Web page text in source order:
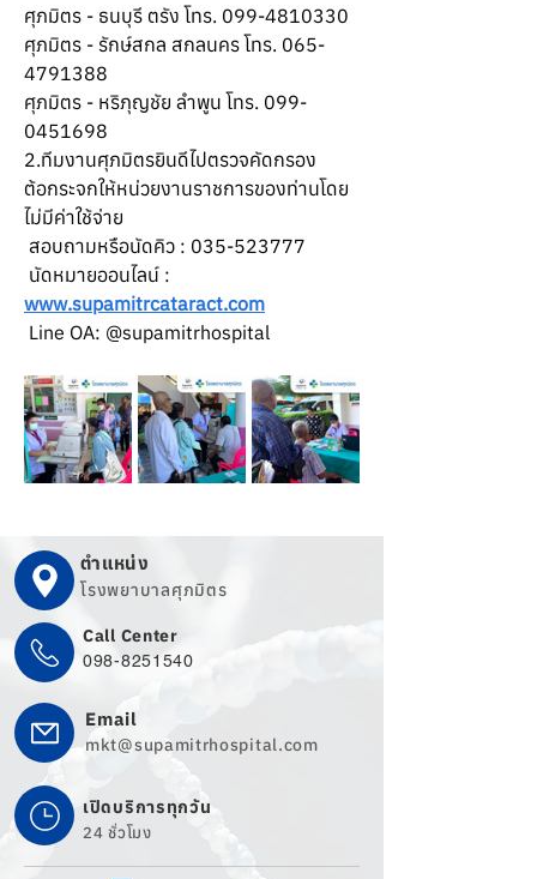
ศุภมิตร - ธนบุรี ตรัง โทร. 099-4810330
ศุภมิตร - รักษ์สกล สกลนคร โทร. 065-
4791388
ศุภมิตร - หริภุญชัย ลำพูน โทร. 099-
0451698
2.ทีมงานศุภมิตรยินดีไปตรวจคัดกรอง
ต้อกระจกให้หน่วยงานราชการของท่านโดย
ไม่มีค่าใช้จ่าย
สอบถามหรือนัดคิว : 035-523777
นัดหมายออนไลน์ :
www.supamitrcataract.com
Line OA: @supamitrhospital
ตำแหน่ง
โรงพยาบาลศุภมิตร
Call Center
098-8251540
Email
mkt@supamitrhospital.com
เปิดบริการทุกวัน
24 ชั่วโมง